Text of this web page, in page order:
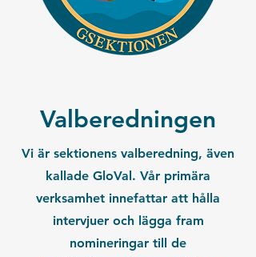
Valberedningen
Vi är sektionens valberedning, även
kallade GloVal. Vår primära
verksamhet innefattar att hålla
intervjuer och lägga fram
nomineringar till de